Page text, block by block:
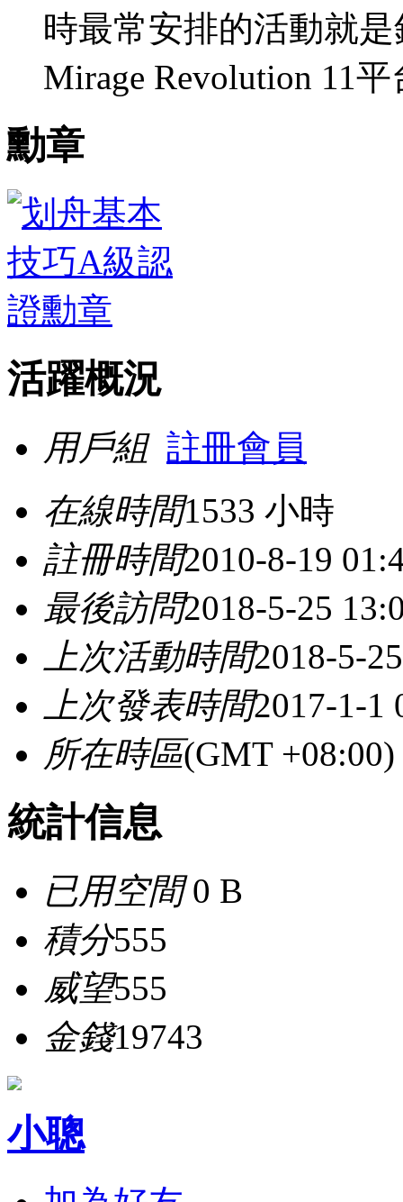
時最常安排的活動就
Mirage Revolution 11
勳章
活躍概況
用戶組 註冊會員
在線時間1533 小時
註冊時間2010-8-19
最後訪問2018-5-25
上次活動時間2018-5-
上次發表時間2017-1-1
所在時區(GMT
統計信息
已用空間0 B
積分555
威望555
金錢19743
小聰